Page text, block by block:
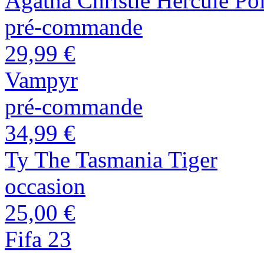
pré-commande
29,99 €
Vampyr
pré-commande
34,99 €
Ty The Tasmania Tiger
occasion
25,00 €
Fifa 23